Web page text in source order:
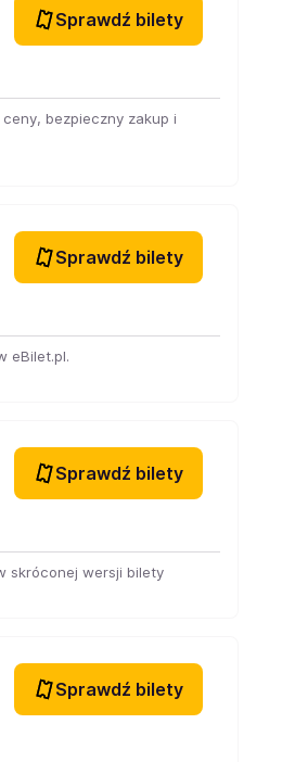
Sprawdź bilety
ceny, bezpieczny zakup i
Sprawdź bilety
eBilet.pl.
Sprawdź bilety
skróconej wersji bilety
Sprawdź bilety